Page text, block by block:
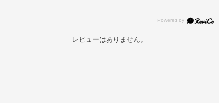
レビューはありません。